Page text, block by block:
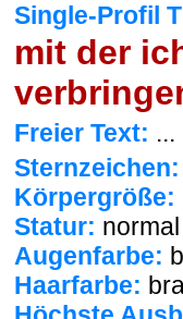
Single-Profil
mit der
Freier Text: ...
Sternzeichen:
Körpergröße:
Statur: normal
Augenfarbe:
Haarfarbe: